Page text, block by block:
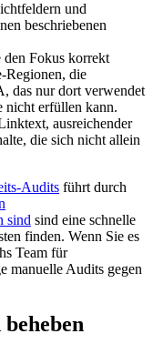
und
beschriebenen
Fokus korrekt
Regionen, die
das nur dort verwendet
erfüllen kann.
ausreichender
die sich nicht allein
Audits führt durch
sind sind eine schnelle
finden. Wenn Sie es
Team für
manuelle Audits gegen